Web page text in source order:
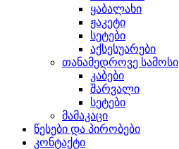
ყაბალახი
ჟაკეტი
სეტები
აქსესუარები
თანამედროვე სამოსი
კაბები
შარვალი
სეტები
მამაკაცი
წესები და პირობები
კონტაქტი